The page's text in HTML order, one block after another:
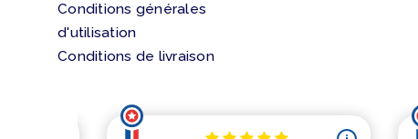
Conditions générales
d'utilisation
Conditions de livraison